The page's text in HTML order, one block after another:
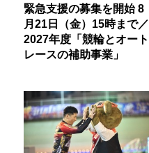
緊急支援の募集を開始 8
月21日（金）15時まで／
2027年度「競輪とオート
レースの補助事業」